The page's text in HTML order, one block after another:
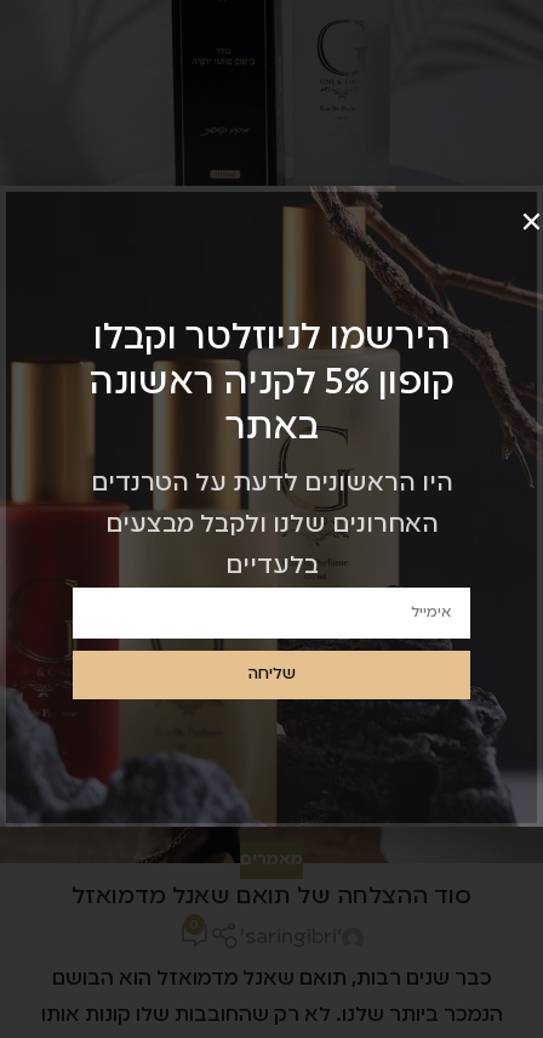
בשמי גולד הם בשמים המיוצרים בייצור ישראלי ייחודי
ומשתמשים רק בפיגמנטים איכותיים אשר נבחרים
בקפידה ומשולבים בתהליך הייצור בצורה אסתטית ו...
המשיכו לקרוא
מאמרים
סוד ההצלחה של תואם שאנל מדמואזל
0
כבר שנים רבות, תואם שאנל מדמואזל הוא הבושם
הנמכר ביותר שלנו. לא רק שהחובבות שלו קונות אותו
הירשמו לניוזלטר וקבלו
קופון 5% לקניה ראשונה
באתר
היו הראשונים לדעת על הטרנדים
האחרונים שלנו ולקבל מבצעים
בלעדיים
שליחה